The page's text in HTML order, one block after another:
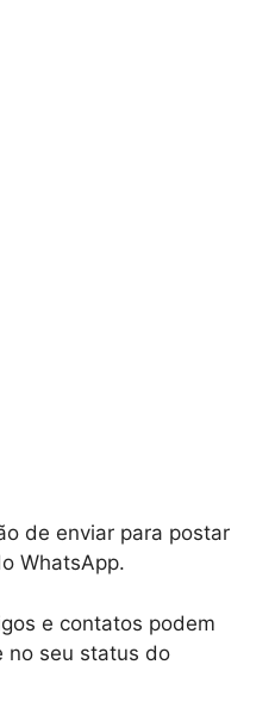
de enviar para postar
WhatsApp.
e contatos podem
no seu status do